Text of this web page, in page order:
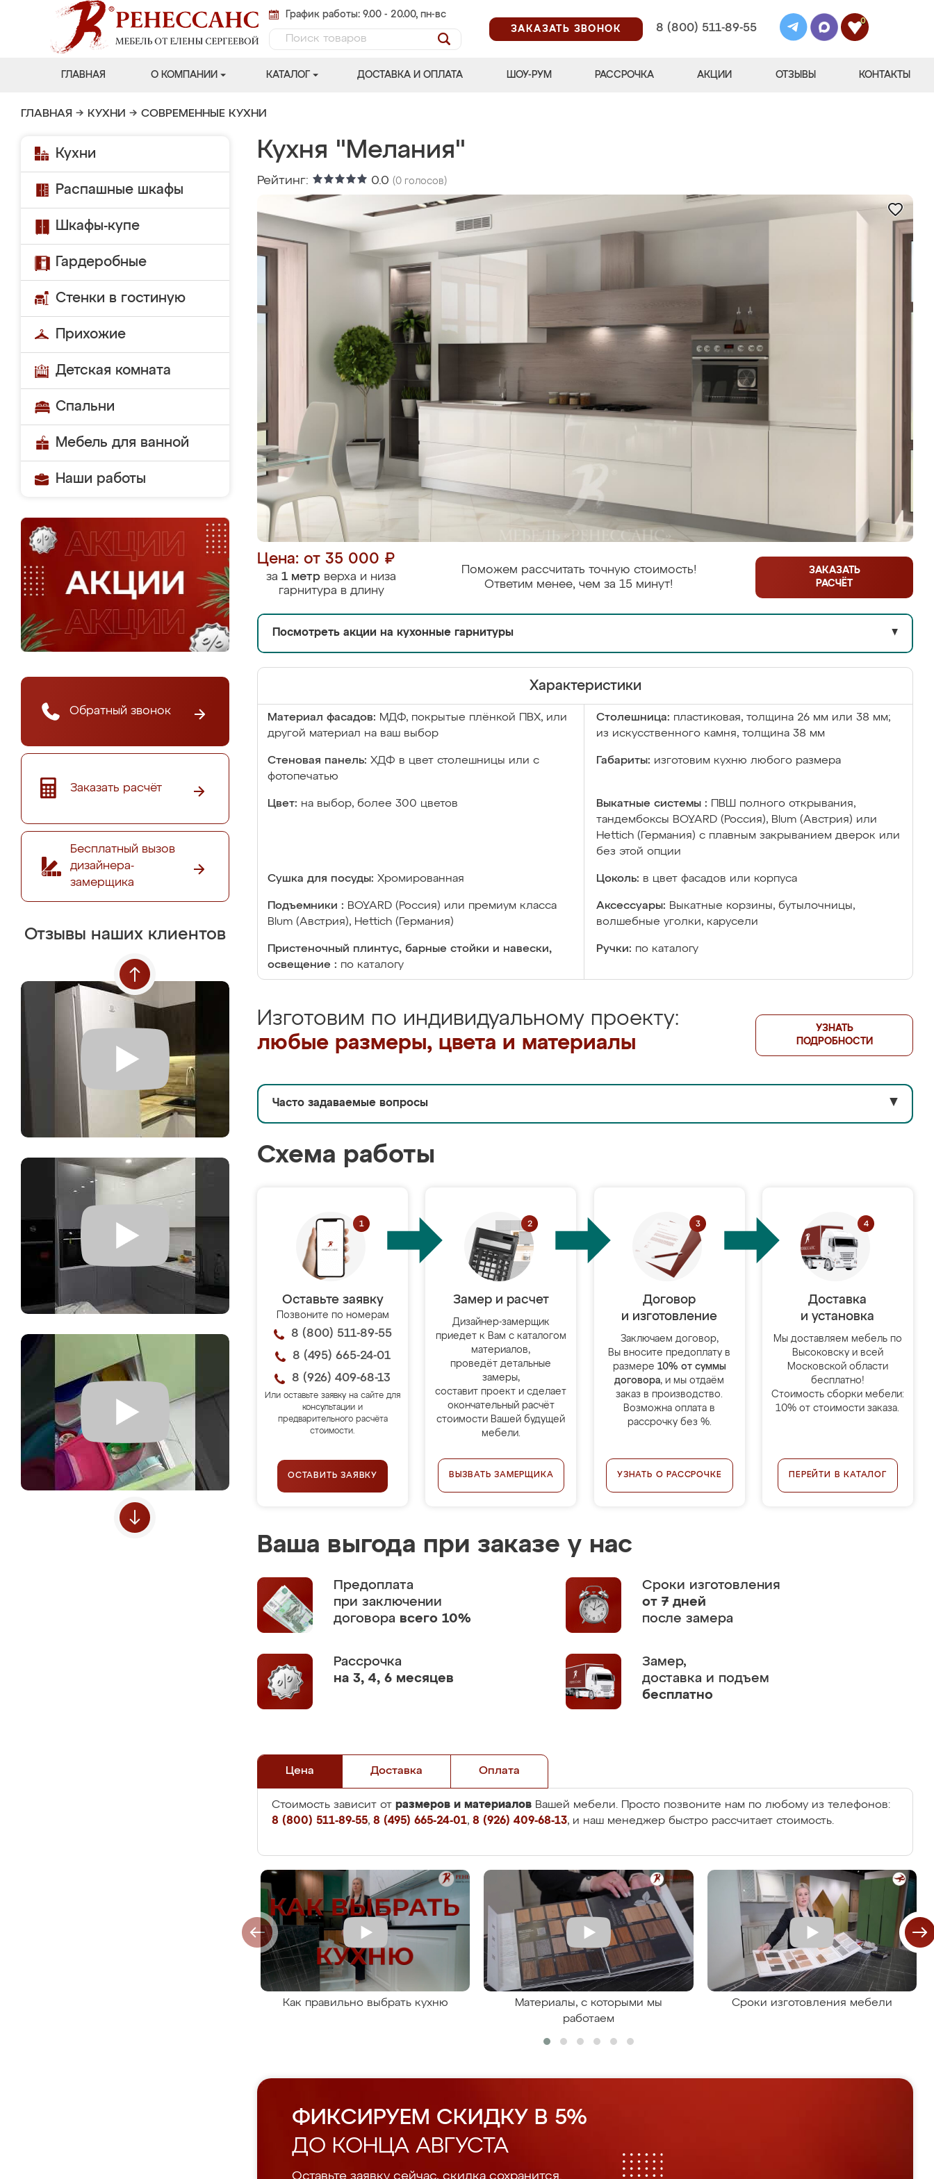
График работы: 9.00 - 20.00, пн-вс
ЗАКАЗАТЬ ЗВОНОК
8 (800) 511-89-55
0
ГЛАВНАЯ О КОМПАНИИ КАТАЛОГ ДОСТАВКА И ОПЛАТА ШОУ-РУМ РАССРОЧКА АКЦИИ ОТЗЫВЫ КОНТАКТЫ
ГЛАВНАЯ → КУХНИ → СОВРЕМЕННЫЕ КУХНИ
Кухни
Распашные шкафы
Шкафы-купе
Гардеробные
Стенки в гостиную
Прихожие
Детская комната
Спальни
Мебель для ванной
Наши работы
Обратный звонок
Заказать расчёт
Бесплатный вызов
дизайнера-
замерщика
Отзывы наших клиентов
Кухня "Мелания"
Рейтинг: 0.0 (0 голосов)
Цена: от 35 000 ₽
за 1 метр верха и низа
гарнитура в длину
Поможем рассчитать точную стоимость!
Ответим менее, чем за 15 минут!
ЗАКАЗАТЬ
РАСЧЁТ
Посмотреть акции на кухонные гарнитуры ▼
Характеристики
Материал фасадов: МДФ, покрытые плёнкой ПВХ, или
другой материал на ваш выбор
Столешница: пластиковая, толщина 26 мм или 38 мм;
из искусственного камня, толщина 38 мм
Стеновая панель: ХДФ в цвет столешницы или с
фотопечатью
Габариты: изготовим кухню любого размера
Цвет: на выбор, более 300 цветов Выкатные системы :
ПВШ полного открывания,
тандембоксы BOYARD (Россия), Blum (Австрия) или
Hettich (Германия) с плавным закрыванием дверок или
без этой опции
Сушка для посуды: Хромированная Цоколь: в цвет фасадов или корпуса
Подъемники : BOYARD (Россия) или премиум класса
Blum (Австрия), Hettich (Германия)
Аксессуары: Выкатные корзины, бутылочницы,
волшебные уголки, карусели
Пристеночный плинтус, барные стойки и навески,
освещение : по каталогу
Ручки: по каталогу
Изготовим по индивидуальному проекту:
любые размеры, цвета и материалы
УЗНАТЬ
ПОДРОБНОСТИ
Часто задаваемые вопросы ▼
Схема работы
Оставьте заявку
Позвоните по номерам
8 (800) 511-89-55
8 (495) 665-24-01
8 (926) 409-68-13
Или оставьте заявку на сайте для
консультации и
предварительного расчёта
стоимости.
ОСТАВИТЬ ЗАЯВКУ
Замер и расчет
Дизайнер-замерщик
приедет к Вам с каталогом
материалов,
проведёт детальные
замеры,
составит проект и сделает
окончательный расчёт
стоимости Вашей будущей
мебели.
ВЫЗВАТЬ ЗАМЕРЩИКА
Договор
и изготовление
Заключаем договор,
Вы вносите предоплату в
размере 10% от суммы
договора, и мы отдаём
заказ в производство.
Возможна оплата в
рассрочку без %.
УЗНАТЬ О РАССРОЧКЕ
Доставка
и установка
Мы доставляем мебель по
Высоковску и всей
Московской области
бесплатно!
Стоимость сборки мебели:
10% от стоимости заказа.
ПЕРЕЙТИ В КАТАЛОГ
Ваша выгода при заказе у нас
Предоплата
при заключении
договора всего 10%
Сроки изготовления
от 7 дней
после замера
Рассрочка
на 3, 4, 6 месяцев
Замер,
доставка и подъем
бесплатно
Цена Доставка Оплата
Стоимость зависит от размеров и материалов Вашей мебели. Просто позвоните нам по любому из телефонов:
8 (800) 511-89-55, 8 (495) 665-24-01, 8 (926) 409-68-13, и наш менеджер быстро рассчитает стоимость.
Как правильно выбрать кухню
Материалы, с которыми мы
работаем
Сроки изготовления мебели
ФИКСИРУЕМ СКИДКУ В 5%
ДО КОНЦА АВГУСТА
Оставьте заявку сейчас, скидка сохранится.